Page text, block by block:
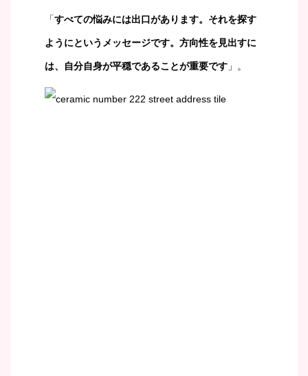
「すべての悩みには出口があります。それを探す
ようにというメッセージです。方向性を見出すに
は、自分自身が平穏であることが重要です 」。